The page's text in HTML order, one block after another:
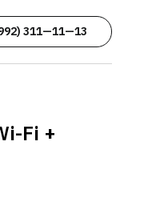
311—11—13
Fi +